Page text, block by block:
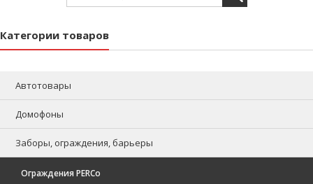
Категории товаров
Автотовары
Домофоны
Заборы, ограждения, барьеры
Ограждения PERCo